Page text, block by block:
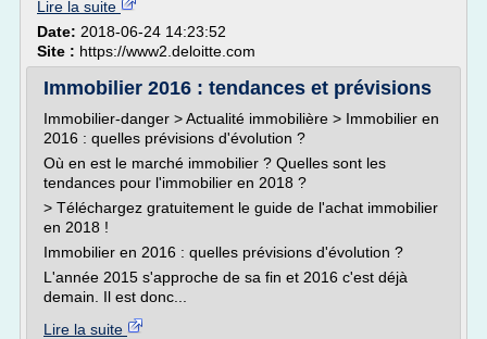
Lire la suite
Date: 2018-06-24 14:23:52
Site : https://www2.deloitte.com
Immobilier 2016 : tendances et prévisions
Immobilier-danger > Actualité immobilière > Immobilier en
2016 : quelles prévisions d'évolution ?
Où en est le marché immobilier ? Quelles sont les
tendances pour l'immobilier en 2018 ?
> Téléchargez gratuitement le guide de l'achat immobilier
en 2018 !
Immobilier en 2016 : quelles prévisions d'évolution ?
L'année 2015 s'approche de sa fin et 2016 c'est déjà
demain. Il est donc...
Lire la suite